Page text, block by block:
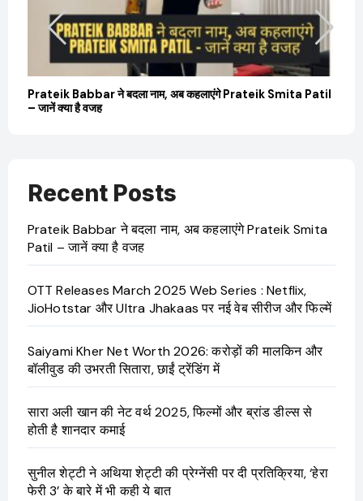
Prateik Babbar ने बदला नाम, अब कहलाएंगे Prateik Smita Patil
– जानें क्या है वजह
Recent Posts
Prateik Babbar ने बदला नाम, अब कहलाएंगे Prateik Smita
Patil – जानें क्या है वजह
OTT Releases March 2025 Web Series : Netflix,
JioHotstar और Ultra Jhakaas पर नई वेब सीरीज और फिल्में
Saiyami Kher Net Worth 2026: करोड़ों की मालकिन और
बॉलीवुड की उभरती सितारा, छाईं ट्रेंडिंग में
सारा अली खान की नेट वर्थ 2025, फिल्मों और ब्रांड डील्स से
होती है शानदार कमाई
सुनील शेट्टी ने अथिया शेट्टी की प्रेग्नेंसी पर दी प्रतिक्रिया, ‘हेरा
फेरी 3’ के बारे में भी कही ये बात